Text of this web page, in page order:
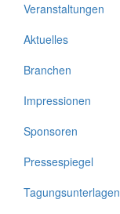
Veranstaltungen
Aktuelles
Branchen
Impressionen
Sponsoren
Pressespiegel
Tagungsunterlagen